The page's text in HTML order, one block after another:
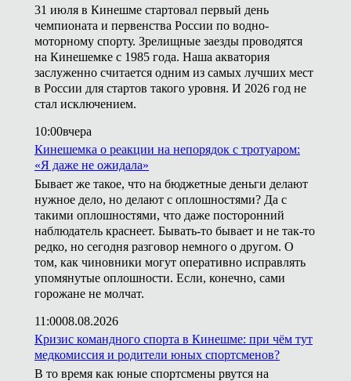
31 июля в Кинешме стартовал первый день
чемпионата и первенства России по водно-
моторному спорту. Зрелищные заезды проводятся
на Кинешемке с 1985 года. Наша акватория
заслуженно считается одним из самых лучших мест
в России для стартов такого уровня. И 2026 год не
стал исключением.
10:00вчера
Кинешемка о реакции на непорядок с тротуаром:
«Я даже не ожидала»
Бывает же такое, что на бюджетные деньги делают
нужное дело, но делают с оплошностями? Да с
такими оплошностями, что даже посторонний
наблюдатель краснеет. Бывать-то бывает и не так-то
редко, но сегодня разговор немного о другом. О
том, как чиновники могут оперативно исправлять
упомянутые оплошности. Если, конечно, сами
горожане не молчат.
11:0008.08.2026
Кризис командного спорта в Кинешме: при чём тут
медкомиссия и родители юных спортсменов?
В то время как юные спортсмены рвутся на